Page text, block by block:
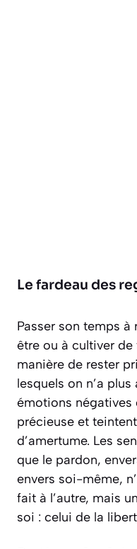
Le fardeau des
Passer son temps
être ou à cultiver de
manière de rester
lesquels on n’a
émotions négatives
précieuse et
d’amertume. Les
que le pardon,
envers soi-même,
fait à l’autre, mais
soi : celui de la